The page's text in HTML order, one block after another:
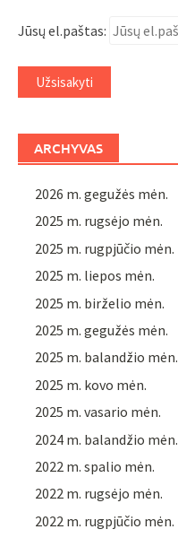
Jūsų el.paštas:
ARCHYVAS
2026 m. gegužės mėn.
2025 m. rugsėjo mėn.
2025 m. rugpjūčio mėn.
2025 m. liepos mėn.
2025 m. birželio mėn.
2025 m. gegužės mėn.
2025 m. balandžio mėn.
2025 m. kovo mėn.
2025 m. vasario mėn.
2024 m. balandžio mėn.
2022 m. spalio mėn.
2022 m. rugsėjo mėn.
2022 m. rugpjūčio mėn.